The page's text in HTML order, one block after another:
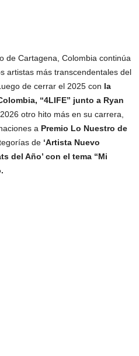
de Cartagena, Colombia continúa
artistas más transcendentales del
de cerrar el 2025 con la
“4LIFE” junto a Ryan
otro hito más en su carrera,
a Premio Lo Nuestro de
de ‘Artista Nuevo
del Año’ con el tema “Mi